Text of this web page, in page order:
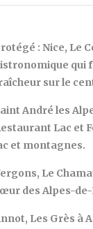
: Nice, Le
qui
sur le
André les
Lac et
et montagnes.
Le
des Alpes-
Les Grès à